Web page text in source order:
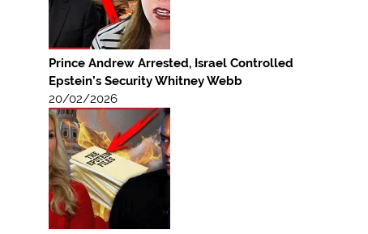
Prince Andrew Arrested, Israel Controlled
Epstein’s Security Whitney Webb
20/02/2026